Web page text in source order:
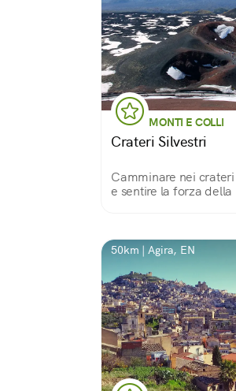
MONTI E COLLI
Crateri Silvestri
Camminare nei
e sentire la forza della
50km | Agira, EN